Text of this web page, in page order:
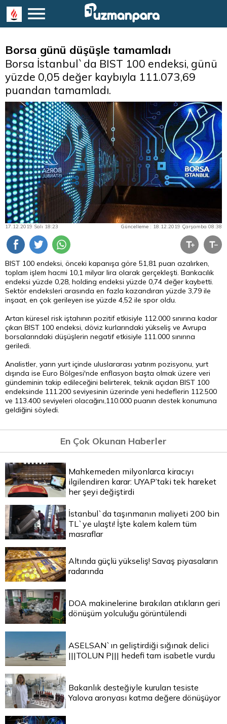
Borsa günü düşüşle tamamladı
Borsa İstanbul`da BIST 100 endeksi, günü
yüzde 0,05 değer kaybıyla 111.073,69
puandan tamamladı.
17.12.2019 Salı 18:23 Güncelleme : 18.12.2019 Çarşamba 08:38
BIST 100 endeksi, önceki kapanışa göre 51,81 puan azalırken,
toplam işlem hacmi 10,1 milyar lira olarak gerçekleşti. Bankacılık
endeksi yüzde 0,28, holding endeksi yüzde 0,74 değer kaybetti.
Sektör endeksleri arasında en fazla kazandıran yüzde 3,79 ile
inşaat, en çok gerileyen ise yüzde 4,52 ile spor oldu.
Artan küresel risk iştahının pozitif etkisiyle 112.000 sınırına kadar
çıkan BIST 100 endeksi, döviz kurlarındaki yükseliş ve Avrupa
borsalarındaki düşüşlerin negatif etkisiyle 111.000 sınırına
geriledi.
Analistler, yarın yurt içinde uluslararası yatırım pozisyonu, yurt
dışında ise Euro Bölgesi'nde enflasyon başta olmak üzere veri
gündeminin takip edileceğini belirterek, teknik açıdan BIST 100
endeksinde 111.200 seviyesinin üzerinde yeni hedeflerin 112.500
ve 113.400 seviyeleri olacağını,110.000 puanın destek konumuna
geldiğini söyledi.
En Çok Okunan Haberler
Mahkemeden milyonlarca kiracıyı
ilgilendiren karar: UYAP’taki tek hareket
her şeyi değiştirdi
İstanbul`da taşınmanın maliyeti 200 bin
TL`ye ulaştı! İşte kalem kalem tüm
masraflar
Altında güçlü yükseliş! Savaş piyasaların
radarında
DOA makinelerine bırakılan atıkların geri
dönüşüm yolculuğu görüntülendi
ASELSAN`ın geliştirdiği sığınak delici
|||TOLUN P||| hedefi tam isabetle vurdu
Bakanlık desteğiyle kurulan tesiste
Yalova aronyası katma değere dönüşüyor